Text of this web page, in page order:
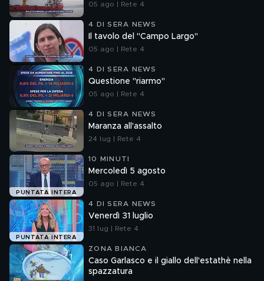
05 ago | Rete 4
4 DI SERA NEWS
Il tavolo del "Campo Largo"
05 ago | Rete 4
4 DI SERA NEWS
Questione "riarmo"
05 ago | Rete 4
4 DI SERA NEWS
Maranza all'assalto
24 lug | Rete 4
PUNTATA INTERA
10 MINUTI
Mercoledì 5 agosto
05 ago | Rete 4
PUNTATA INTERA
4 DI SERA NEWS
Venerdì 31 luglio
31 lug | Rete 4
ZONA BIANCA
Caso Garlasco e il giallo dell'estathè nella
spazzatura